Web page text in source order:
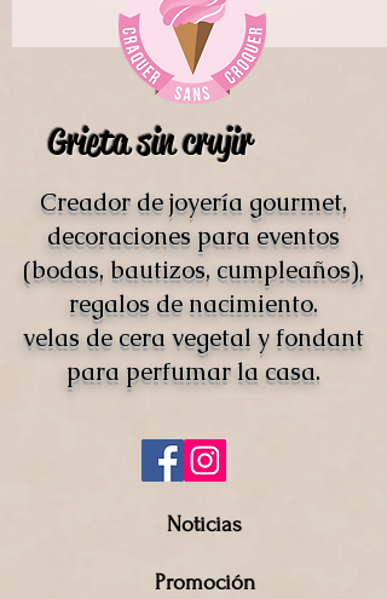
Grieta sin crujir
Creador de joyería gourmet,
decoraciones para eventos
(bodas, bautizos, cumpleaños),
regalos de nacimiento.
velas de cera vegetal y fondant
para perfumar la casa.
Noticias
Promoción